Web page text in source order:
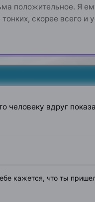
положительное. Я
скорее всего и
вдруг
кажется, что ты